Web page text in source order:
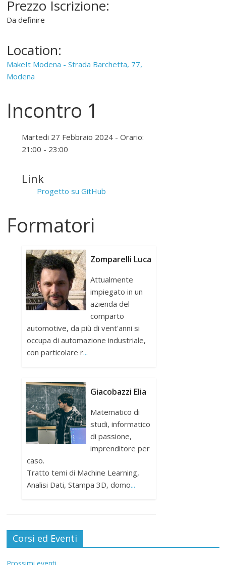
i
r
o
"
Prezzo Iscrizione:
Da definire
Location:
MakeIt Modena - Strada Barchetta, 77,
Modena
Incontro 1
Martedi 27 Febbraio 2024 - Orario:
21:00 - 23:00
Link
Progetto su GitHub
Formatori
Zomparelli Luca
Attualmente
impiegato in un
azienda del
comparto
automotive, da più di vent'anni si
occupa di automazione industriale,
con particolare r...
Giacobazzi Elia
Matematico di
studi, informatico
di passione,
imprenditore per
caso.
Tratto temi di Machine Learning,
Analisi Dati, Stampa 3D, domo...
Corsi ed Eventi